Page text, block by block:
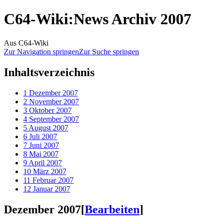
C64-Wiki:News Archiv 2007
Aus C64-Wiki
Zur Navigation springenZur Suche springen
Inhaltsverzeichnis
1 Dezember 2007
2 November 2007
3 Oktober 2007
4 September 2007
5 August 2007
6 Juli 2007
7 Juni 2007
8 Mai 2007
9 April 2007
10 März 2007
11 Februar 2007
12 Januar 2007
Dezember 2007[Bearbeiten]